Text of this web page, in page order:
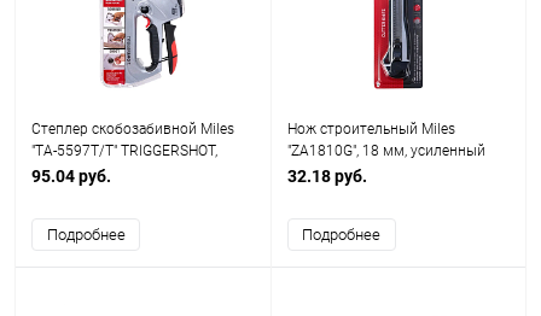
Степлер скобозабивной Miles
"TA-5597T/T" TRIGGERSHOT,
регулировка силы удара
95.04 руб.
Подробнее
Нож строительный Miles
"ZA1810G", 18 мм, усиленный
32.18 руб.
Подробнее